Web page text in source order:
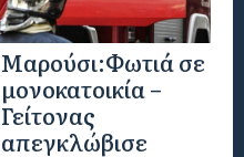
Μαρούσι:Φωτιά σε
μονοκατοικία –
Γείτονας
απεγκλώβισε